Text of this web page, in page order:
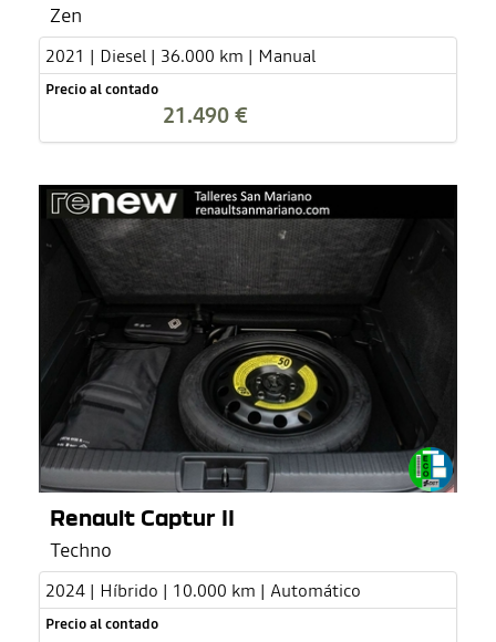
Zen
2021 | Diesel | 36.000 km | Manual
Precio al contado
21.490 €
Renault Captur II
Techno
2024 | Híbrido | 10.000 km | Automático
Precio al contado